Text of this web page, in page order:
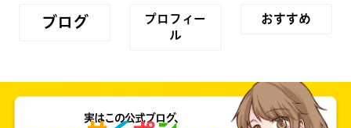
ブログ
プロフィー
ル
おすすめ
実はこの公式ブログ、